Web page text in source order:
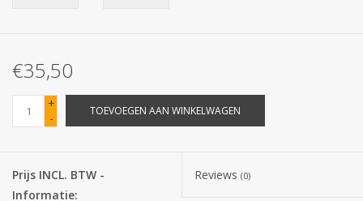
Paasgeschenken
€35,50
+
-
TOEVOEGEN AAN WINKELWAGEN
Prijs INCL. BTW -
Informatie:
Reviews (0)